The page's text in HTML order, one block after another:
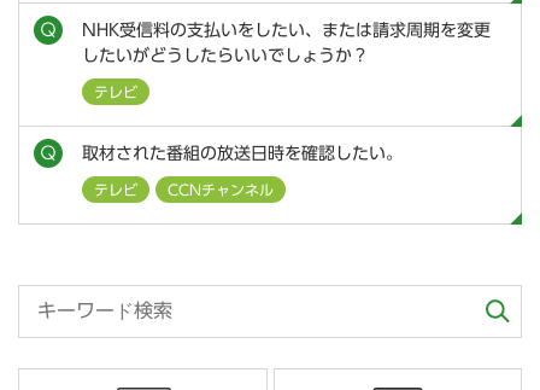
NHK受信料の支払いをしたい、または請求周期を変更
したいがどうしたらいいでしょうか？
テレビ
取材された番組の放送日時を確認したい。
テレビ CCNチャンネル